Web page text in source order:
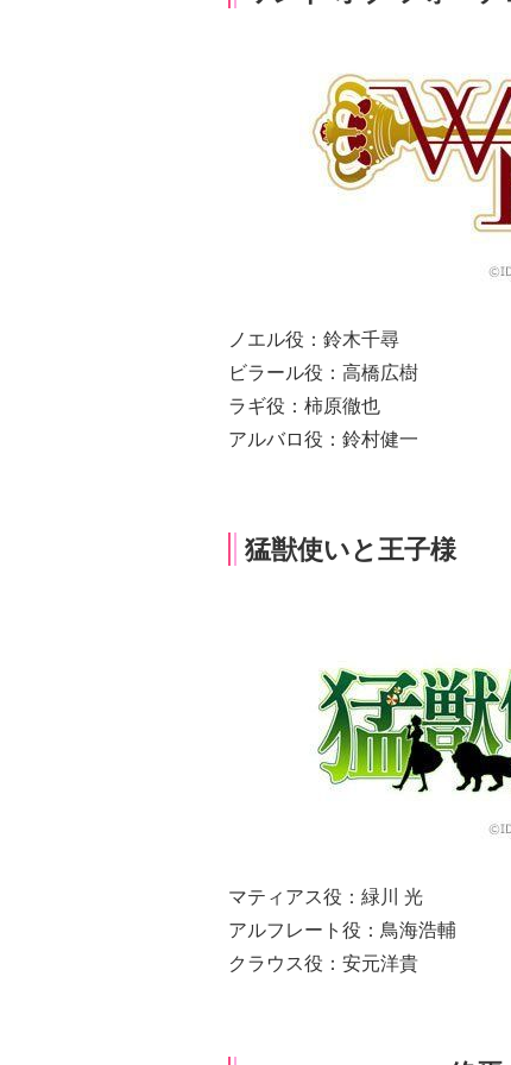
ノエル役：鈴木千尋
ビラール役：高橋広樹
ラギ役：柿原徹也
アルバロ役：鈴村健一
猛獣使いと王子様
マティアス役：緑川 光
アルフレート役：鳥海浩輔
クラウス役：安元洋貴